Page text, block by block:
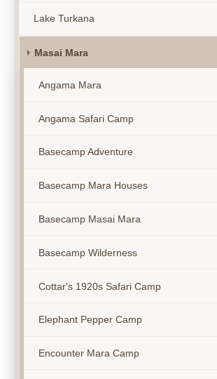
Lake Turkana
Masai Mara
Angama Mara
Angama Safari Camp
Basecamp Adventure
Basecamp Mara Houses
Basecamp Masai Mara
Basecamp Wilderness
Cottar's 1920s Safari Camp
Elephant Pepper Camp
Encounter Mara Camp